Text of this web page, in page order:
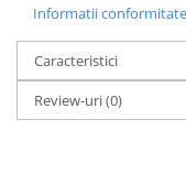
Informatii
Caracteristici
Review-uri(0)